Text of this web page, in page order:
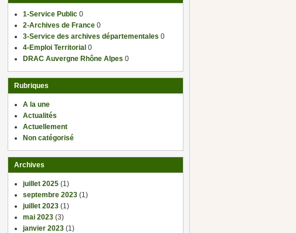
1-Service Public 0
2-Archives de France 0
3-Service des archives départementales 0
4-Emploi Territorial 0
DRAC Auvergne Rhône Alpes 0
Rubriques
A la une
Actualités
Actuellement
Non catégorisé
Archives
juillet 2025 (1)
septembre 2023 (1)
juillet 2023 (1)
mai 2023 (3)
janvier 2023 (1)